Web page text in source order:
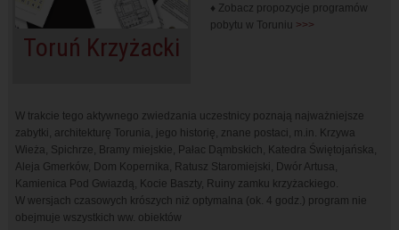
Toruń Krzyżacki
♦ Zobacz propozycje programów
pobytu w Toruniu >>>
W trakcie tego aktywnego zwiedzania uczestnicy poznają najważniejsze
zabytki, architekturę Torunia, jego historię, znane postaci, m.in. Krzywa
Wieża, Spichrze, Bramy miejskie, Pałac Dąmbskich, Katedra Świętojańska,
Aleja Gmerków, Dom Kopernika, Ratusz Staromiejski, Dwór Artusa,
Kamienica Pod Gwiazdą, Kocie Baszty, Ruiny zamku krzyżackiego.
W wersjach czasowych krószych niż optymalna (ok. 4 godz.) program nie
obejmuje wszystkich ww. obiektów